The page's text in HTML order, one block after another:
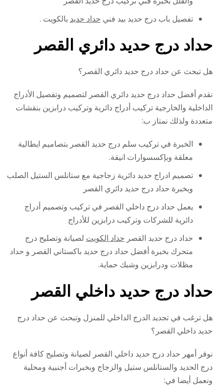
تفصيل باب درج حديد بيد فني حداد حديد بالكويت .
حداد درج حديد دائري القصر
هل تبحث عن حداد درج حديد دائري القصر؟
نقدم أفضل حداد درج حديد دائري القصر لتصميم وتفصيل الأدراج
الداخلية والخارجية تركيب أدراج دائرية وتركيب درابزين بنقشات
متعددة ولذلك نمتاز ب:
الخبرة في تركيب سلم درج حديد القصر بتصاميم ايطالية
معلقة وبإكسسوارات انيقة.
تصميم ادراج حديد دائرية زجاجية مع ستانلس الستيل الصلب
وبخبرة حداد درج حديد دائري القصر
يعمل حداد درج داخلي القصر في تركيب وتصميم أدراج
دائرية للشركات وتركيب درابزين للأدراج
حداد درج حديد القصر حداد الكويت لصيانة وتصليح درج
متحرك بخبرة أفضل حداد درج حديد باكستاني القصر و حداد
مظلات ودرابزين وشبك حماية.
حداد درج حديد داخلي القصر
هل ترغب في تجديد الدرج الداخلي للمنزل وتبحث عن حداد درج
حديد داخلي القصر؟
نوفر أمهر حداد درج حديد داخلي القصر لصيانة وتصليح كافة أنواع
درج الحديد والستانلس ستيل والزجاج وبخبرات أجنبية ومحلية
ونعمل أيضا في: